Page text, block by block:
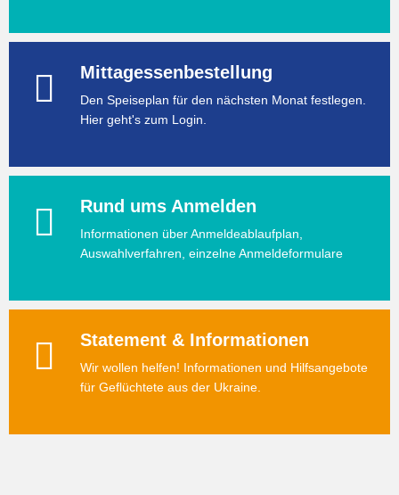
Mittagessenbestellung
Den Speiseplan für den nächsten Monat festlegen.
Hier geht's zum Login.
Rund ums Anmelden
Informationen über Anmeldeablaufplan,
Auswahlverfahren, einzelne Anmeldeformulare
Statement & Informationen
Wir wollen helfen! Informationen und Hilfsangebote
für Geflüchtete aus der Ukraine.